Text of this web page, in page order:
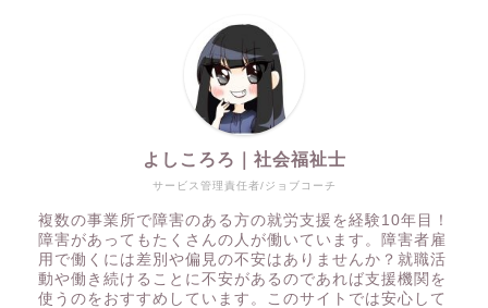
サービス管理責任者/ジョブコーチ
よしころろ｜社会福祉士
複数の事業所で障害のある方の就労支援を経験10年目！
障害があってもたくさんの人が働いています。障害者雇
用で働くには差別や偏見の不安はありませんか？就職活
動や働き続けることに不安があるのであれば支援機関を
使うのをおすすめしています。このサイトでは安心して